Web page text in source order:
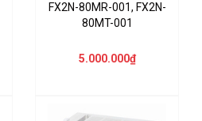
FX2N-80MR-001, FX2N-
80MT-001
5.000.000₫